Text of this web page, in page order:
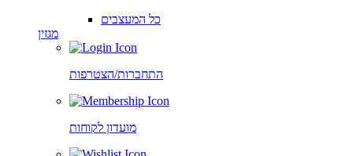
כל המעצבים
מגזין
התחברות/הצטרפות
מועדון לקוחות